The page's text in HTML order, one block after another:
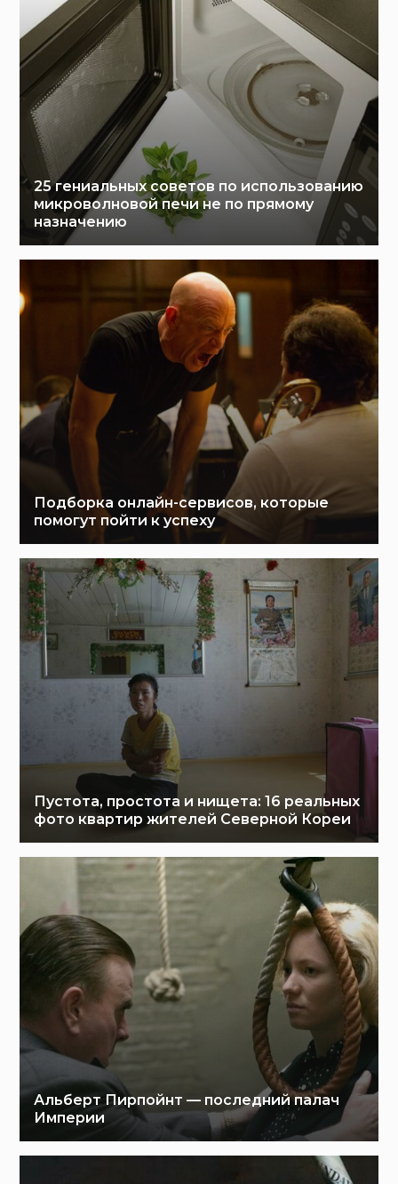
25 гениальных советов по использованию
микроволновой печи не по прямому
назначению
Подборка онлайн-сервисов, которые
помогут пойти к успеху
Пустота, простота и нищета: 16 реальных
фото квартир жителей Северной Кореи
Альберт Пирпойнт — последний палач
Империи